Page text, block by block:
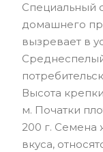
Специальный
домашнего
вызревает в
Высота
м. Початки
200 г. Семена
вкуса,